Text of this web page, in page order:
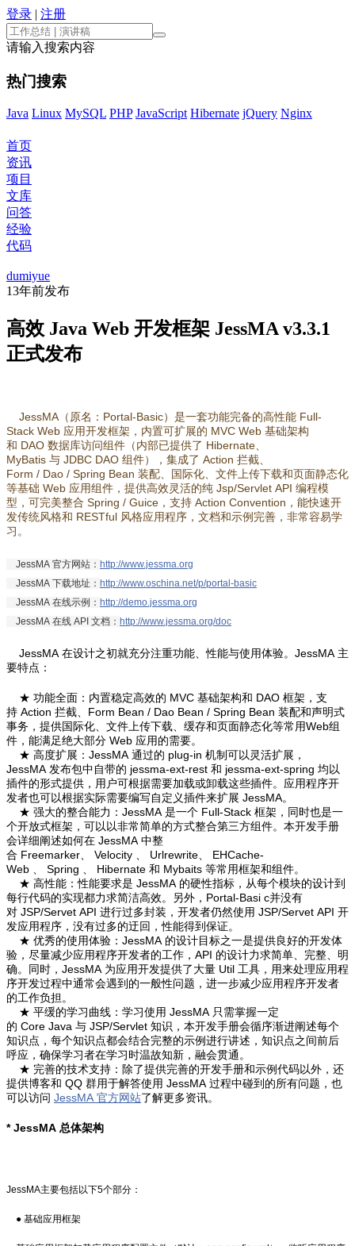
登录 | 注册
请输入搜索内容
热门搜索
Java Linux MySQL PHP JavaScript Hibernate jQuery Nginx
首页
资讯
项目
文库
问答
经验
代码
dumiyue
13年前发布
高效 Java Web 开发框架 JessMA v3.3.1
正式发布
JessMA（原名：Portal-Basic）是一套功能完备的高性能 Full-
Stack Web 应用开发框架，内置可扩展的 MVC Web 基础架构
和 DAO 数据库访问组件（内部已提供了 Hibernate、
MyBatis 与 JDBC DAO 组件），集成了 Action 拦截、
Form / Dao / Spring Bean 装配、国际化、文件上传下载和页面静态化
等基础 Web 应用组件，提供高效灵活的纯 Jsp/Servlet API 编程模
型，可完美整合 Spring / Guice，支持 Action Convention，能快速开
发传统风格和 RESTful 风格应用程序，文档和示例完善，非常容易学
习。
JessMA 官方网站： http://www.jessma.org
JessMA 下载地址： http://www.oschina.net/p/portal-basic
JessMA 在线示例： http://demo.jessma.org
JessMA 在线 API 文档： http://www.jessma.org/doc
JessMA 在设计之初就充分注重功能、性能与使用体验。JessMA 主
要特点：
★ 功能全面： 内置稳定高效的 MVC 基础架构和 DAO 框架，支
持 Action 拦截、Form Bean / Dao Bean / Spring Bean 装配和声明式
事务，提供国际化、文件上传下载、缓存和页面静态化等常用Web组
件，能满足绝大部分 Web 应用的需要。
★ 高度扩展： JessMA 通过的 plug-in 机制可以灵活扩展，
JessMA 发布包中自带的 jessma-ext-rest 和 jessma-ext-spring 均以
插件的形式提供，用户可根据需要加载或卸载这些插件。应用程序开
发者也可以根据实际需要编写自定义插件来扩展 JessMA。
★ 强大的整合能力： JessMA 是一个 Full-Stack 框架，同时也是一
个开放式框架，可以以非常简单的方式整合第三方组件。本开发手册
会详细阐述如何在 JessMA 中整
合 Freemarker、 Velocity 、 Urlrewrite、 EHCache-
Web 、 Spring 、 Hibernate 和 Mybaits 等常用框架和组件。
★ 高性能：性能要求是 JessMA 的硬性指标，从每个模块的设计到
每行代码的实现都力求简洁高效。另外，Portal-Basi c并没有
对 JSP/Servet API 进行过多封装，开发者仍然使用 JSP/Servet API 开
发应用程序，没有过多的迂回，性能得到保证。
★ 优秀的使用体验： JessMA 的设计目标之一是提供良好的开发体
验，尽量减少应用程序开发者的工作，API 的设计力求简单、完整、明
确。同时，JessMA 为应用开发提供了大量 Util 工具，用来处理应用程
序开发过程中通常会遇到的一般性问题，进一步减少应用程序开发者
的工作负担。
★ 平缓的学习曲线： 学习使用 JessMA 只需掌握一定
的 Core Java 与 JSP/Servlet 知识，本开发手册会循序渐进阐述每个
知识点，每个知识点都会结合完整的示例进行讲述，知识点之间前后
呼应，确保学习者在学习时温故知新，融会贯通。
★ 完善的技术支持： 除了提供完善的开发手册和示例代码以外，还
提供博客和 QQ 群用于解答使用 JessMA 过程中碰到的所有问题，也
可以访问 JessMA 官方网站了解更多资讯。
* JessMA 总体架构
JessMA主要包括以下5个部分：
● 基础应用框架